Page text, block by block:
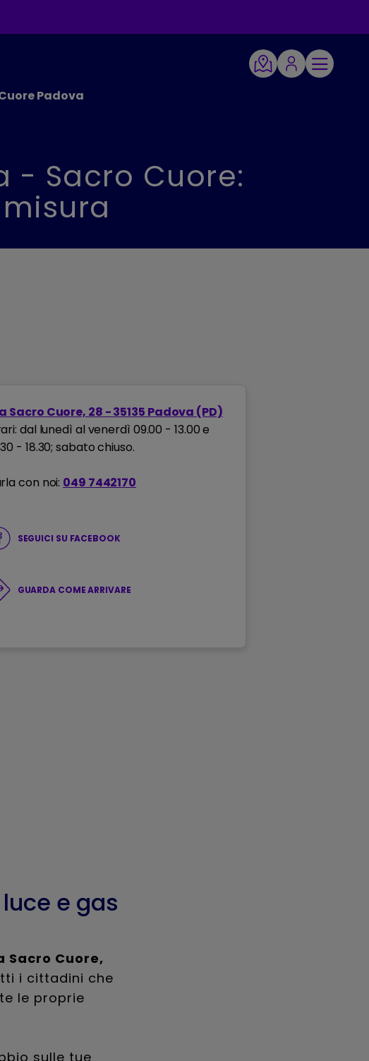
Padova
- Sacro Cuore:
Sacro Cuore, 28 - 35135 Padova (PD)
dal lunedì al venerdì 09.00 - 13.00 e
- 18.30; sabato chiuso.
con noi: 049 7442170
SEGUICI SU FACEBOOK
GUARDA COME ARRIVARE
e gas
Sacro Cuore,
i cittadini che
le proprie
sulle tue